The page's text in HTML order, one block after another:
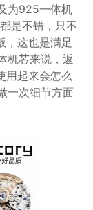
为925一体机
是不错，只不
，这也是满足
机芯来说，返
用起来会怎么
一次细节方面